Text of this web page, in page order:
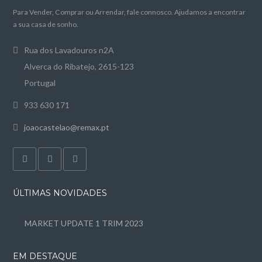
Para Vender, Comprar ou Arrendar, fale connosco. Ajudamos a encontrar
a sua casa de sonho.
Rua dos Lavadouros n2A
Alverca do Ribatejo, 2615-123
Portugal
933 630 171
joaocastelao@remax.pt
ÚLTIMAS NOVIDADES
MARKET UPDATE 1 TRIM 2023
EM DESTAQUE